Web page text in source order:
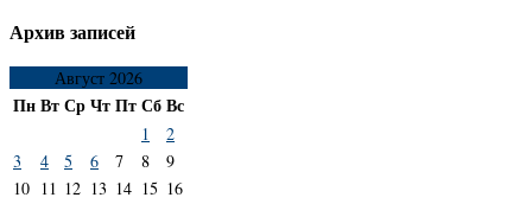
Архив записей
Август 2026
ПнВтСрЧтПтСбВс
1
2
3
4 5 6 7 8
9
10 11 12 13 14 15 16